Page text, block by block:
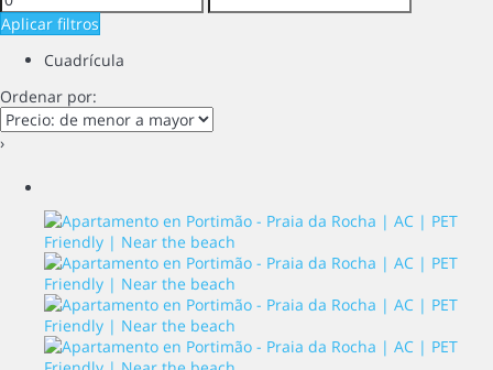
Aplicar filtros
Cuadrícula
Ordenar por:
›